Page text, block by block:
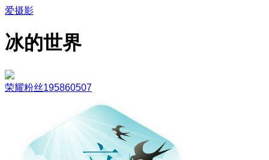
爱摄影
冰的世界
荣耀粉丝195860507